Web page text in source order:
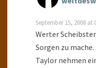
September 15, 2008 at
Werter
Sorgen zu
Taylor nehmen